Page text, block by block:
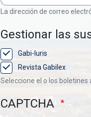
La dirección de correo
Gestionar las
Gabi-Iuris
Revista Gabilex
Seleccione el o los boletines
CAPTCHA